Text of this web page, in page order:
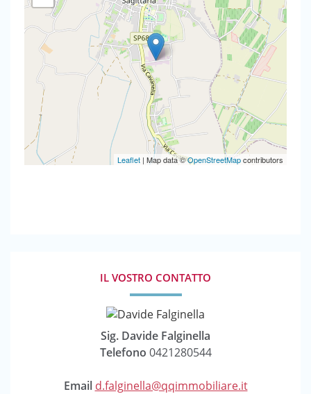
Leaflet | Map data ©OpenStreetMapcontributors
IL VOSTRO CONTATTO
Sig. Davide Falginella
Telefono 0421280544
Email d.falginella@qqimmobiliare.it